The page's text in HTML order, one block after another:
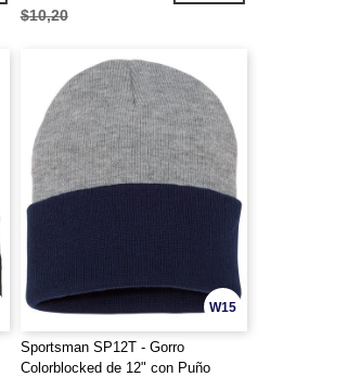
$10,20
W15
Sportsman SP12T - Gorro
Colorblocked de 12" con Puño